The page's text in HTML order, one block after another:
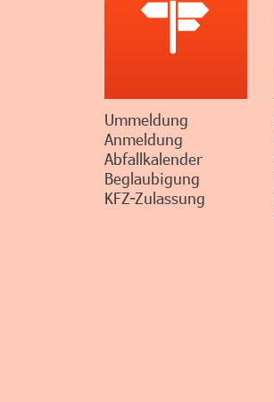
Ummeldung
Anmeldung
Abfallkalender
Beglaubigung
KFZ-Zulassung